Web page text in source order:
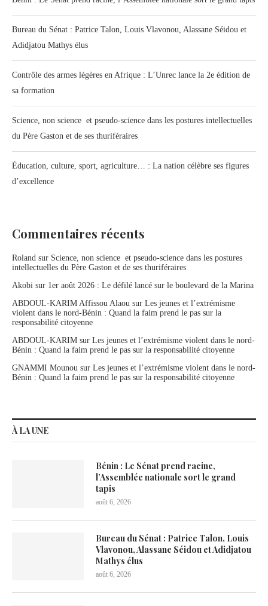
Bureau du Sénat : Patrice Talon, Louis Vlavonou, Alassane Séidou et
Adidjatou Mathys élus
Contrôle des armes légères en Afrique : L’Unrec lance la 2e édition de
sa formation
Science, non science et pseudo-science dans les postures intellectuelles
du Père Gaston et de ses thuriféraires
Éducation, culture, sport, agriculture… : La nation célèbre ses figures
d’excellence
Commentaires récents
Roland sur Science, non science et pseudo-science dans les postures
intellectuelles du Père Gaston et de ses thuriféraires
Akobi sur 1er août 2026 : Le défilé lancé sur le boulevard de la Marina
ABDOUL-KARIM Affissou Alaou sur Les jeunes et l’extrémisme
violent dans le nord-Bénin : Quand la faim prend le pas sur la
responsabilité citoyenne
ABDOUL-KARIM sur Les jeunes et l’extrémisme violent dans le nord-
Bénin : Quand la faim prend le pas sur la responsabilité citoyenne
GNAMMI Mounou sur Les jeunes et l’extrémisme violent dans le nord-
Bénin : Quand la faim prend le pas sur la responsabilité citoyenne
À LA UNE
Bénin : Le Sénat prend racine,
l’Assemblée nationale sort le grand
tapis
août 6, 2026
Bureau du Sénat : Patrice Talon, Louis
Vlavonou, Alassane Séidou et Adidjatou
Mathys élus
août 6, 2026